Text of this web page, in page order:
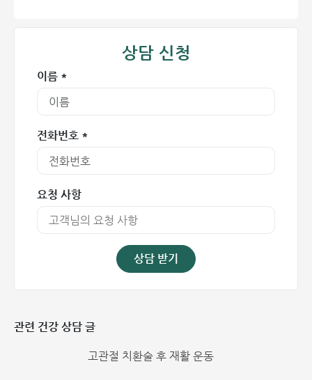
고관절 및 슬관절 인공관절 치환술, 인대 재건술
또는 복합 연부조직 손상 후 재활
기타 특수 분야 근골격계 및 신경계 질환 외에도 진료 영역을
상담 신청
이름 *
전화번호 *
요청 사항
상담 받기
관련 건강 상담 글
고관절 치환술 후 재활 운동